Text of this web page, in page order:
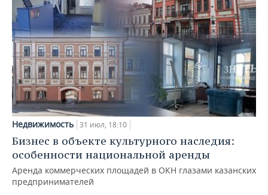
Недвижимость 31 июл, 18:10
Бизнес в объекте культурного наследия:
особенности национальной аренды
Аренда коммерческих площадей в ОКН глазами казанских
предпринимателей